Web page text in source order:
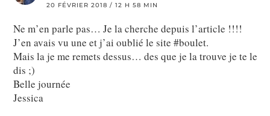
20 FÉVRIER 2018 / 12 H 58 MIN
Ne m’en parle pas… Je la cherche depuis l’article !!!!
J’en avais vu une et j’ai oublié le site #boulet.
Mais la je me remets dessus… des que je la trouve je te le
dis ;)
Belle journée
Jessica